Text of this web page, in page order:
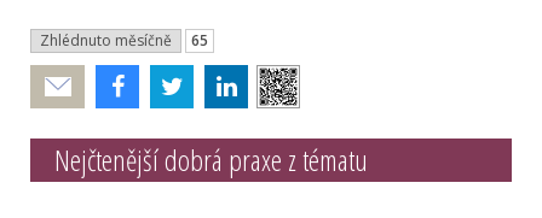
Zhlédnuto měsíčně 65
Poslat
Nejčtenější dobrá praxe z tématu